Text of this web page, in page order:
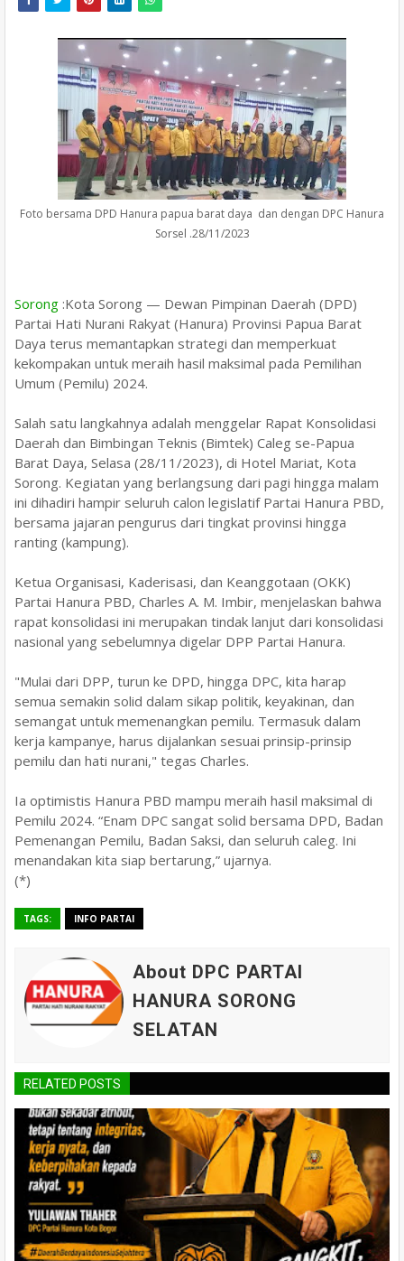
Foto bersama DPD Hanura papua barat daya dan dengan DPC Hanura
Sorsel .28/11/2023
Sorong :Kota Sorong — Dewan Pimpinan Daerah (DPD)
Partai Hati Nurani Rakyat (Hanura) Provinsi Papua Barat
Daya terus memantapkan strategi dan memperkuat
kekompakan untuk meraih hasil maksimal pada Pemilihan
Umum (Pemilu) 2024.
Salah satu langkahnya adalah menggelar Rapat Konsolidasi
Daerah dan Bimbingan Teknis (Bimtek) Caleg se-Papua
Barat Daya, Selasa (28/11/2023), di Hotel Mariat, Kota
Sorong. Kegiatan yang berlangsung dari pagi hingga malam
ini dihadiri hampir seluruh calon legislatif Partai Hanura PBD,
bersama jajaran pengurus dari tingkat provinsi hingga
ranting (kampung).
Ketua Organisasi, Kaderisasi, dan Keanggotaan (OKK)
Partai Hanura PBD, Charles A. M. Imbir, menjelaskan bahwa
rapat konsolidasi ini merupakan tindak lanjut dari konsolidasi
nasional yang sebelumnya digelar DPP Partai Hanura.
"Mulai dari DPP, turun ke DPD, hingga DPC, kita harap
semua semakin solid dalam sikap politik, keyakinan, dan
semangat untuk memenangkan pemilu. Termasuk dalam
kerja kampanye, harus dijalankan sesuai prinsip-prinsip
pemilu dan hati nurani," tegas Charles.
Ia optimistis Hanura PBD mampu meraih hasil maksimal di
Pemilu 2024. “Enam DPC sangat solid bersama DPD, Badan
Pemenangan Pemilu, Badan Saksi, dan seluruh caleg. Ini
menandakan kita siap bertarung,” ujarnya.
(*)
TAGS: INFO PARTAI
About DPC PARTAI
HANURA SORONG
SELATAN
RELATED POSTS